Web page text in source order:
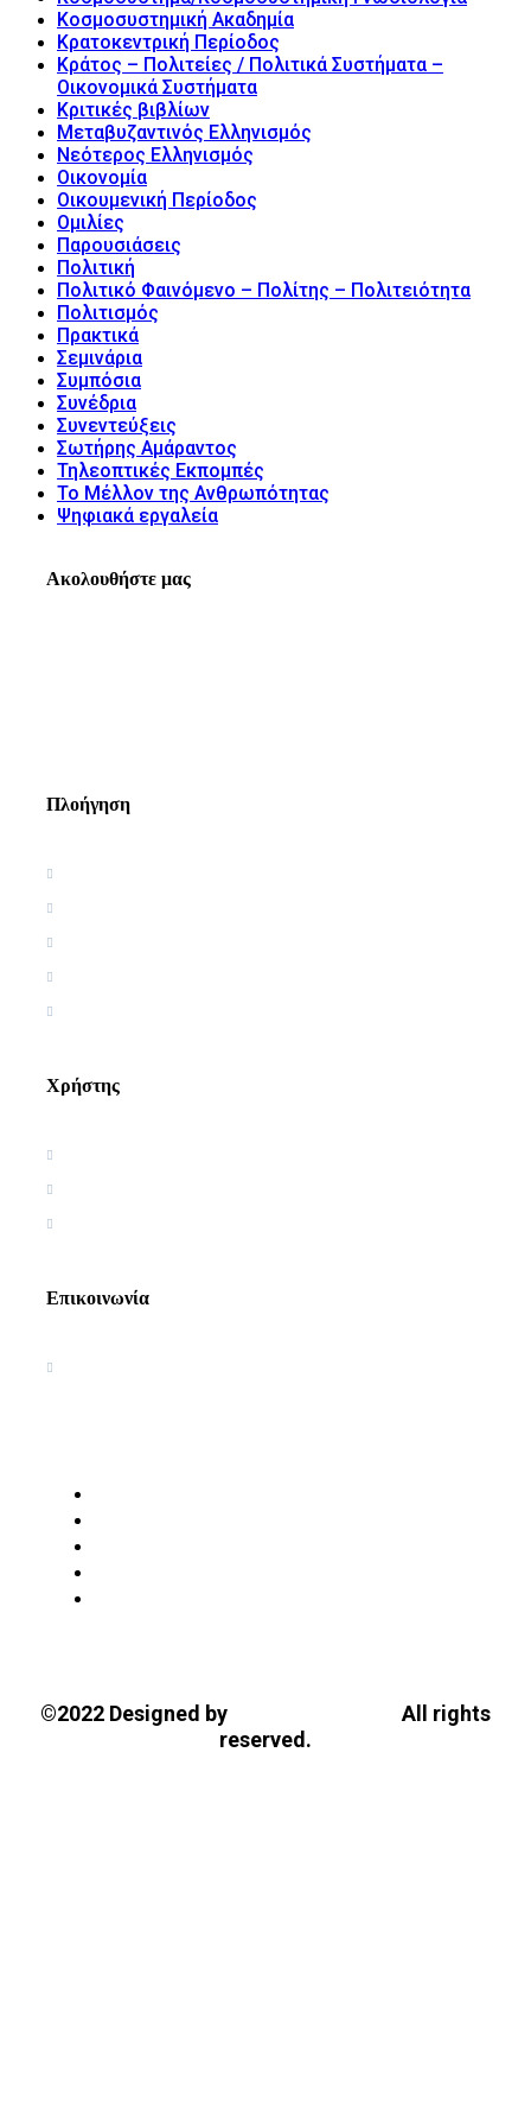
Κοσμοσυστημική Ακαδημία
Κρατοκεντρική Περίοδος
Κράτος – Πολιτείες / Πολιτικά Συστήματα –
Οικονομικά Συστήματα
Κριτικές βιβλίων
Μεταβυζαντινός Ελληνισμός
Νεότερος Ελληνισμός
Οικονομία
Οικουμενική Περίοδος
Ομιλίες
Παρουσιάσεις
Πολιτική
Πολιτικό Φαινόμενο – Πολίτης – Πολιτειότητα
Πολιτισμός
Πρακτικά
Σεμινάρια
Συμπόσια
Συνέδρια
Συνεντεύξεις
Σωτήρης Αμάραντος
Τηλεοπτικές Εκπομπές
Το Μέλλον της Ανθρωπότητας
Ψηφιακά εργαλεία
Ακολουθήστε μας
Πλοήγηση
Χρήστης
Επικοινωνία
©2022 Designed by
All rights
reserved.